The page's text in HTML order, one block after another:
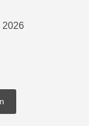
2026